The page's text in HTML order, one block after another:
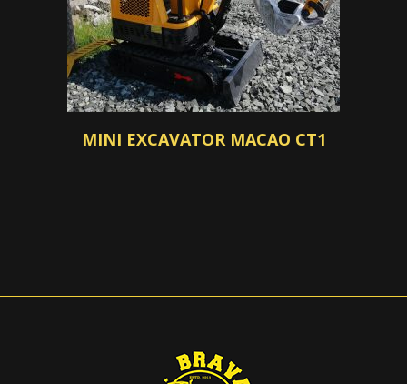
MINI EXCAVATOR MACAO CT1